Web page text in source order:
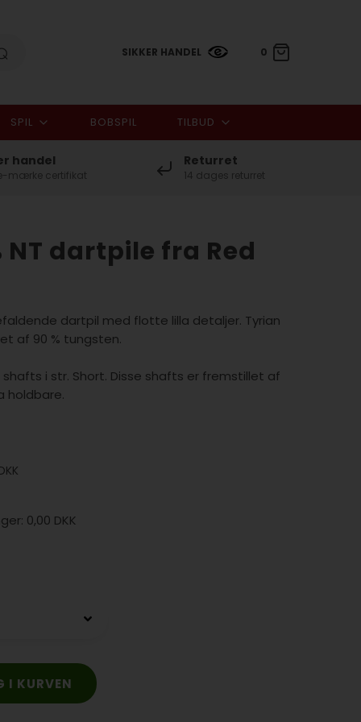
SIKKER HANDEL 0
0,00 DKK
SPIL BOBSPIL TILBUD
handel
mærke certifikat
Returret
14 dages returret
NT dartpile fra Red
dartpil med flotte lilla detaljer. Tyrian
af 90 % tungsten.
i str. Short. Disse shafts er fremstillet af
holdbare.
0,00 DKK